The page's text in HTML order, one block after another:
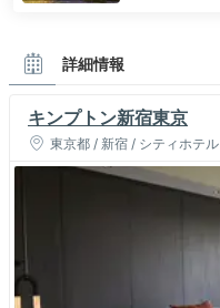
詳細情報
キンプトン新宿東京
東京都 / 新宿 / シティホテル